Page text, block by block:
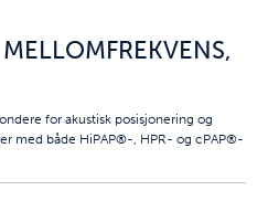
for akustisk posisjonering og
med både HiPAP®-, HPR- og cPAP®-